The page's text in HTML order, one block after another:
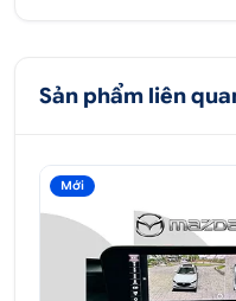
Sản phẩm liên
Mới